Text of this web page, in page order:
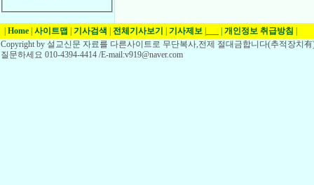
Home 사이트맵 기사검색 전체기사보기 기사제보 개인정보 취급방침
Copyright by 설교신문 자료를 다른사이트로 무단복사,전제 절대금합니다(추적장치
질문하세요 010-4394-4414 /E-mail:v919@naver.com